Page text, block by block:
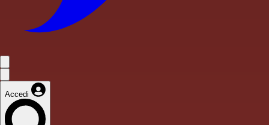
Accedi